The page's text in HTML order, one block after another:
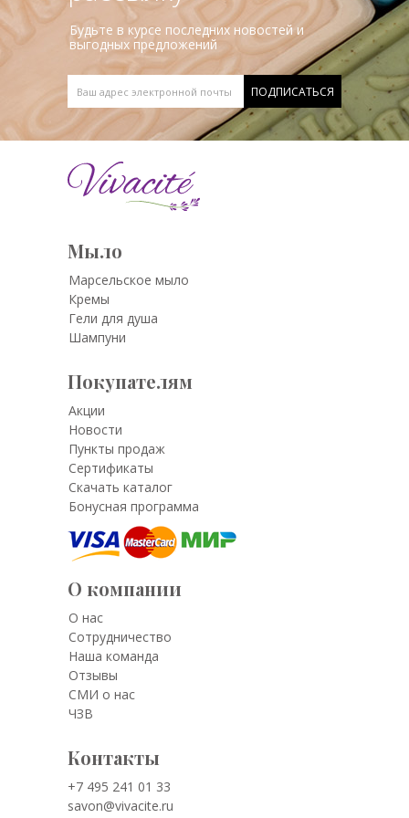
Будьте в курсе последних новостей и
выгодных предложений
Мыло
Марсельское мыло
Кремы
Гели для душа
Шампуни
Покупателям
Акции
Новости
Пункты продаж
Сертификаты
Скачать каталог
Бонусная программа
О компании
О нас
Сотрудничество
Наша команда
Отзывы
СМИ о нас
ЧЗВ
Контакты
+7 495 241 01 33
savon@vivacite.ru